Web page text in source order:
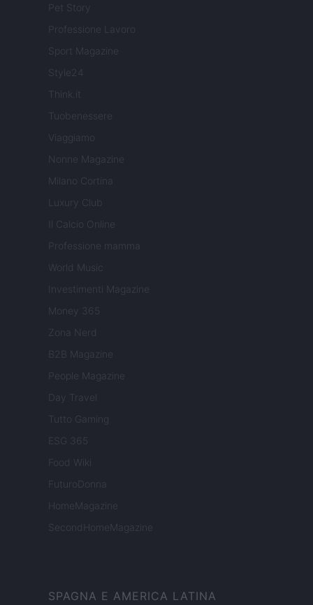
Pet Story
Professione Lavoro
Sport Magazine
Style24
Think.it
Tuobenessere
Viaggiamo
Nonne Magazine
Milano Cortina
Luxury Club
Il Calcio Online
Professione mamma
World Music
Investimenti Magazine
Money 365
Zona Nerd
B2B Magazine
People Magazine
Day Travel
Tutto Gaming
ESG 365
Food Wiki
FuturoDonna
HomeMagazine
SecondHomeMagazine
SPAGNA E AMERICA LATINA